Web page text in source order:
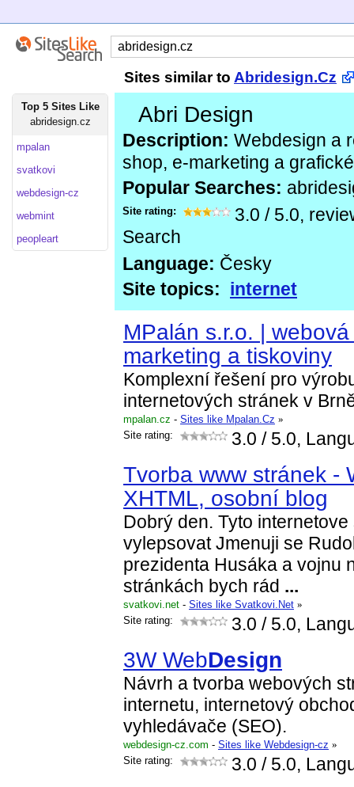
Sites similar to Abridesign.Cz
Top 5 Sites Like
abridesign.cz
mpalan
svatkovi
webdesign-cz
webmint
peopleart
Abri Design
Description: Webdesign a
shop, e-marketing a
Popular Searches:
Site rating: 3.0 / 5.0,
Search
Language: Česky
Site topics: internet
MPalán s.r.o. |
marketing a tiskoviny
Komplexní řešení pro
internetových stránek v
mpalan.cz - Sites like Mpalan.Cz »
Site rating:
3.0 / 5.0,
Tvorba www stránek -
XHTML, osobní blog
Dobrý den. Tyto
vylepsovat Jmenuji se
prezidenta Husáka a vojnu
stránkách bych rád ...
svatkovi.net - Sites like Svatkovi.Net »
Site rating:
3.0 / 5.0,
3W WebDesign
Návrh a tvorba webových
internetu, internetový
vyhledávače (SEO).
webdesign-cz.com - Sites like Webdesign-cz »
Site rating:
3.0 / 5.0,